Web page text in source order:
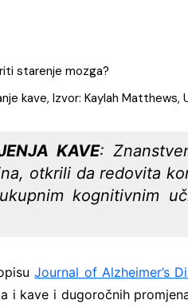
usluge
kave, Izvor: Kaylah Matthews,
KAVE:
otkrili da redovita
kognitivnim
Journal of Alzheimer’s
i kave i dugoročnih